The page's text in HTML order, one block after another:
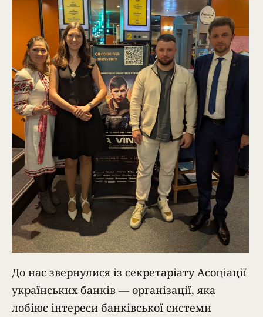
До нас звернулися із секретаріату Асоціації
українських банків — організації, яка
лобіює інтереси банківської системи